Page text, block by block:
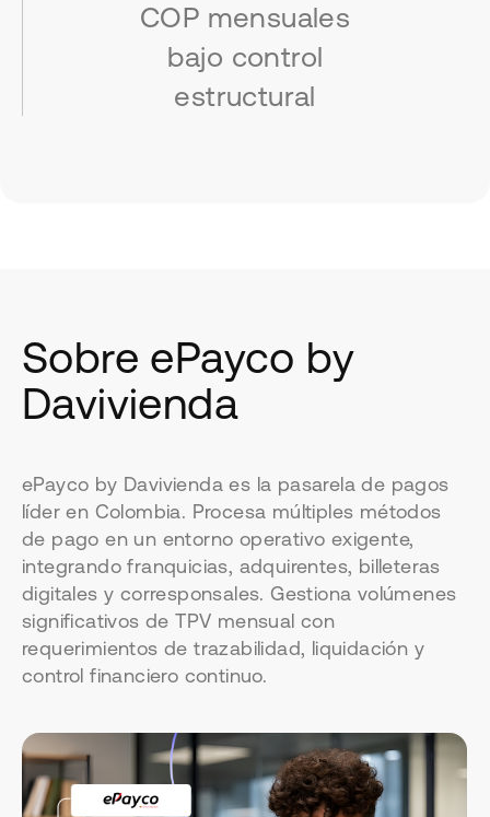
COP mensuales
bajo control
estructural
Sobre ePayco by
Davivienda
ePayco by Davivienda es la pasarela de pagos
líder en Colombia. Procesa múltiples métodos
de pago en un entorno operativo exigente,
integrando franquicias, adquirentes, billeteras
digitales y corresponsales. Gestiona volúmenes
significativos de TPV mensual con
requerimientos de trazabilidad, liquidación y
control financiero continuo.